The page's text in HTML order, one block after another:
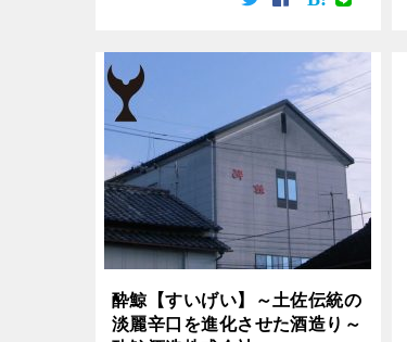
のお酒を供給し続けています。 酒井
治4年（1871 […]
酔鯨【すいげい】～土佐伝統の
淡麗辛口を進化させた酒造り～